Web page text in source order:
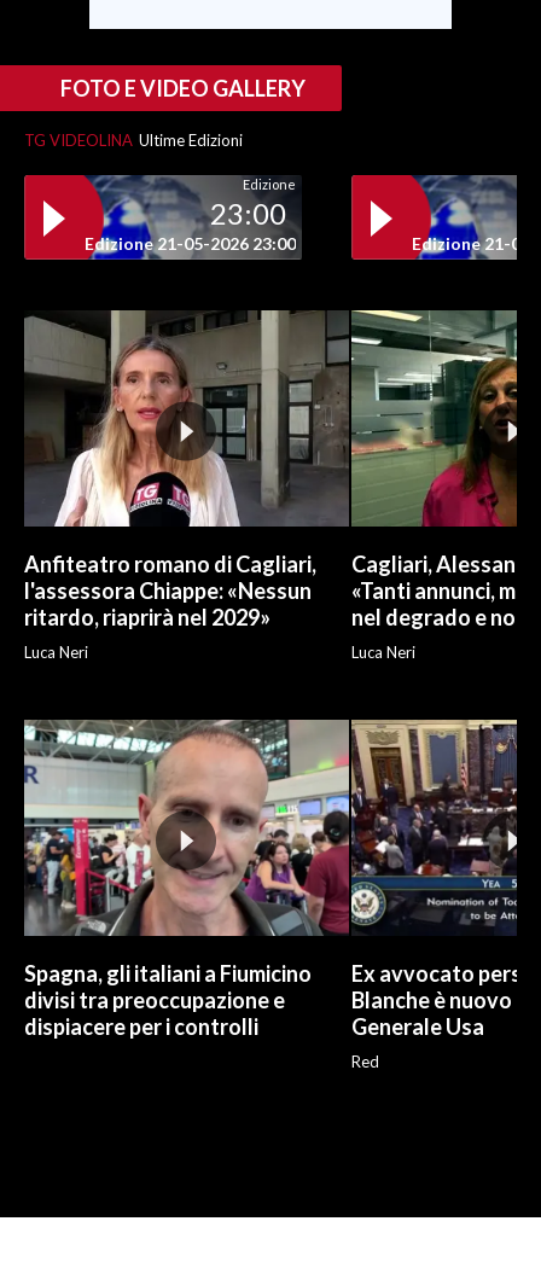
FOTO E VIDEO GALLERY
TG VIDEOLINA Ultime Edizioni
Edizione
23:00
Edizione 21-05-2026 23:00 Edizione 21-05-
Anfiteatro romano di Cagliari,
l'assessora Chiappe: «Nessun
ritardo, riaprirà nel 2029»
Luca Neri
Cagliari,
«Tanti annunci,
nel degrado e non
Luca Neri
Spagna, gli italiani a Fiumicino
divisi tra preoccupazione e
dispiacere per i controlli
Ex avvocato
Blanche è nuovo
Generale Usa
Red